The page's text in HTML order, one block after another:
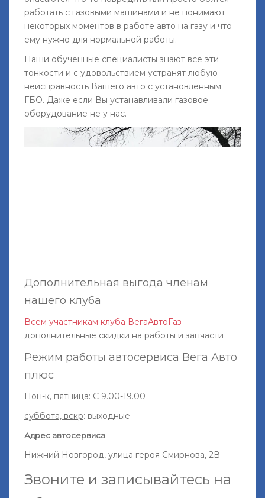
работать с газовыми машинами и не понимают
некоторых моментов в работе авто на газу и что
ему нужно для нормальной работы.
Наши обученные специалисты знают все эти
тонкости и с удовольствием устранят любую
неисправность Вашего авто с установленным
ГБО. Даже если Вы устанавливали газовое
оборудование не у нас.
Дополнительная выгода членам
нашего клуба
Всем участникам клуба ВегаАвтоГаз -
дополнительные скидки на работы и запчасти
Режим работы автосервиса Вега Авто
плюс
Пон-к, пятница: С 9.00-19.00
суббота, вскр: выходные
Адрес автосервиса
Нижний Новгород, улица героя Смирнова, 2В
Звоните и записывайтесь на